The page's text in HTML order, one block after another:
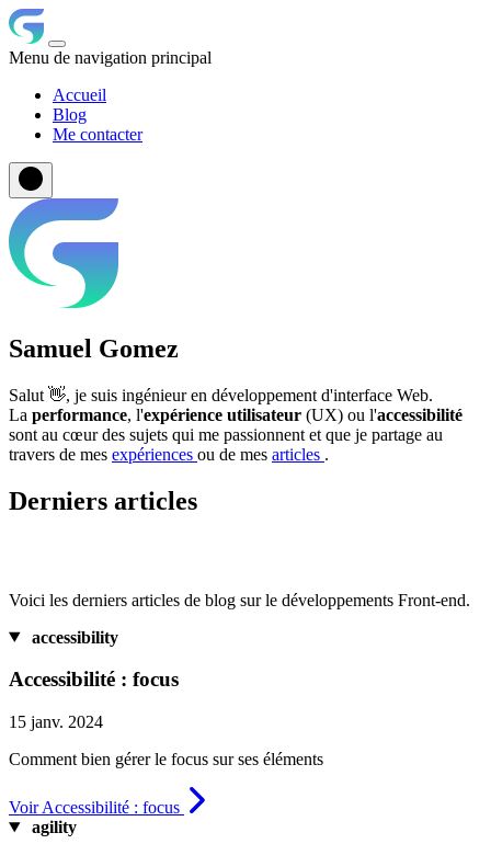
Menu de navigation principal
Accueil
Blog
Me contacter
Samuel Gomez
Salut 👋, je suis ingénieur en développement d'interface Web.
La performance, l'expérience utilisateur (UX) ou l'accessibilité
sont au cœur des sujets qui me passionnent et que je partage au
travers de mes expériences ou de mes articles .
Derniers articles
Voici les derniers articles de blog sur le développements Front-end.
accessibility
Accessibilité : focus
15 janv. 2024
Comment bien gérer le focus sur ses éléments
Voir Accessibilité : focus
agility